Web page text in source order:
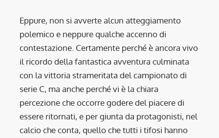
Eppure, non si avverte alcun atteggiamento
polemico e neppure qualche accenno di
contestazione. Certamente perché è ancora vivo
il ricordo della fantastica avventura culminata
con la vittoria strameritata del campionato di
serie C, ma anche perché vi è la chiara
percezione che occorre godere del piacere di
essere ritornati, e per giunta da protagonisti, nel
calcio che conta, quello che tutti i tifosi hanno